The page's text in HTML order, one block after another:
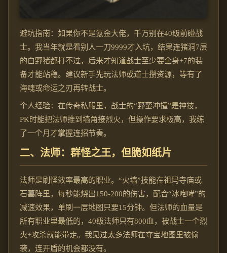
避坑指南：如果你不是氪金大佬，千万别在40级前碰战
士。我当年就是看别人一刀9999才入坑，结果连猪洞7层
的白野猪都打不过，后来才知道战士至少要全身+7的装
备才能站稳。建议新手先玩法师或道士攒资源，等有了
海魂或命运之刃再转战士。
个人经验：在传奇私服里，战士的“野蛮冲撞”是神技，
PK时能把法师推到墙角接烈火，但操作要求极高，我练
了一个月才掌握连招节奏。
二、法师：群怪之王，但脆如纸片
法师是刷怪效率最高的职业。“火墙”技能在祖玛寺庙或
石墓阵里，每秒能烧出150-200的伤害，配合“冰咆哮”的
减速效果，单刷一层地图只要15分钟。但法师的血量是
所有职业里最低的，40级法师只有800血，被战士一个烈
火+攻杀就能带走。我见过太多法师在夺宝地图里被偷
袭，连开盾的机会都没有。